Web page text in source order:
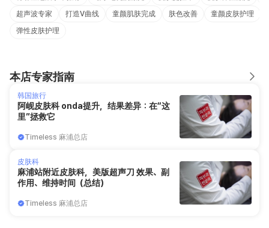
超声波专家
打造V曲线 童颜肌肤完成 肤色改善
童颜皮肤护理
弹性皮肤护理
本店专家指南
韩国旅行
阿岘皮肤科 onda提升，结果差异：在“这
里”拯救它
Timeless 麻浦总店
皮肤科
麻浦站附近皮肤科，美版超声刀 效果、副
作用、维持时间（总结）
Timeless 麻浦总店